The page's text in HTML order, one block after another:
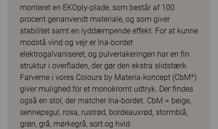
monteret en EKOply-plade, som består af 100
procent genanvendt materiale, og som giver
stabilitet samt en lyddæmpende effekt. For at kunne
modstå vind og vejr er Ina-bordet
elektrogalvaniseret, og pulverlakeringen har en fin
struktur i overfladen, der gør den ekstra slidstærk.
Farverne i vores Colours by Materia-koncept (CbM*)
giver mulighed for et monokromt udtryk. Der findes
også en stol, der matcher Ina-bordet. CbM = beige,
sennepsgul, rosa, rustrød, bordeauxrød, stormblå,
grøn, grå, mørkegrå, sort og hvid.